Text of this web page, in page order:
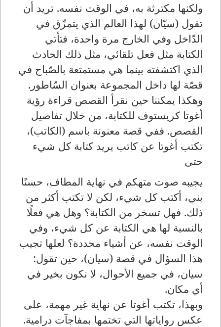
ولكنها مكترثة به، في الوقت نفسه. تريد أن
تقول (سيّان) لهذا العالم الذي يتمزّق في
الدّاخل وفي الخارج مرة واحدة، فتأتي
الكتابة مثل فعل تلقائي، مثل ذلك الحادث
الذي اكتشفته بينما هي مستمتعة بالصّباح في
قصّة لها داخل المجموعة بعنوان السّاطور .
وهكذا يمكننا حين نقرأ القصص قراءة رؤية
أغوتا كريستوف للكتابة، من خلال تفاصيل
القصص. ففي قصة معنونة باسم (الكاتب)،
تكتب أغوتا عن كاتب يريد كتابة كل شيء
حتى
يجيبه صوت متهكم في نهاية المطاف، حسنًا
بني، أكتب كل شيء، لكن لا تكتب أكثر من
ذلك. فهل تسخر من الكتابة؟ وهل هي فعلًا
بالنسبة لها هي الكتابة عن كل شيء، وفي
الوقت نفسه، عن أشياء محددة؟ لعلها تجيب
هذا السؤال في قصة (سيان)، حين تقول:
سيان، في جميع الأحوال، لا نكون بخير في
أي مكان.
وبهذا، تكتب أغوتا عن نهاية غير مهمة، على
عكس رواياتها التي تختمها بمفاجآت درامية.